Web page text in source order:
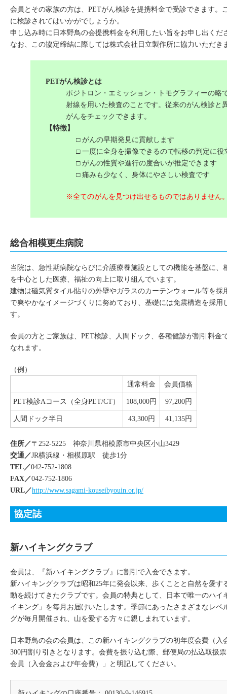
会員とその家族の方は、PETがん検診を提携料金で受診できます。
に検診されてはいかがでしょうか。
申し込み時に日本野鳥の会提携料金を利用したい旨をお申し出くだ
なお、この協定締結に際しては株式会社日立製作所に協力いただき
PETがん検診とは
ポジトロン・エミッション・トモグラフィーの略
射線を用いた検査のことです。従来のがん検診と
がんをチェックできます。
【特徴】
□ がんの早期発見に貢献します
□ 一度に全身を撮像できるので転移の判定に役
□ がんの性質や進行の度合いが推定できます
□ 痛みも少なく、身体にやさしい検査です
※全てのがんを見つけ出せるものではありません
総合相模更生病院
当院は、急性期病院ならびに介護療養施設としての機能を基盤に、
を中心とした医療、福祉の向上に取り組んでいます。
建物は磁気質タイル貼りの外壁やガラスのカーテンウォール等を採
で爽やかなイメージづくりに努めており、基礎には免震構造を採用
す。
会員の方とご家族は、PET検診、人間ドック、各種健診が割引料金
なれます。
（例）
通常料金
会員価格
PET検診Aコース（全身PET/CT） 108,000円 97,200円
人間ドック半日 43,300円 41,135円
住所／〒252-5225 神奈川県相模原市中央区小山3429
交通／JR横浜線・相模原駅 徒歩1分
TEL／042-752-1808
FAX／042-752-1806
URL／http://www.sagami-kouseibyouin.or.jp/
協定誌
新ハイキングクラブ
会員は、『新ハイキングクラブ』に割引で入会できます。
新ハイキングクラブは昭和25年に発会以来、歩くことと自然を愛す
動を続けてきたクラブです。会員の特典として、日本で唯一のハイ
イキング」を毎月お届けいたします。季節にあったさまざまなレベ
グが毎月開催され、山を愛する方々に親しまれています。
日本野鳥の会の会員は、この新ハイキングクラブの初年度会費（入
300円割り引きとなります。会費を振り込む際、郵便局の払込取扱
会員（入会金および年会費）」と明記してください。